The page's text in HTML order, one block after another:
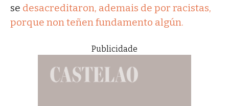
se desacreditaron, ademais de por racistas,
porque non teñen fundamento algún.
Publicidade